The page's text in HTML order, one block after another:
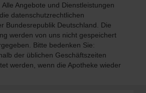
Alle Angebote und Dienstleistungen
datenschutzrechtlichen
Bundesrepublik Deutschland. Die
werden von uns nicht gespeichert
Bitte bedenken Sie:
der üblichen Geschäftszeiten
werden, wenn die Apotheke wieder